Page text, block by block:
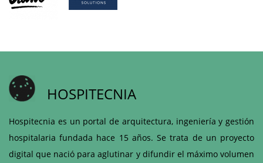
HOSPITECNIA
Hospitecnia es un portal de arquitectura, ingeniería y gestión
hospitalaria fundada hace 15 años. Se trata de un proyecto
digital que nació para aglutinar y difundir el máximo volumen